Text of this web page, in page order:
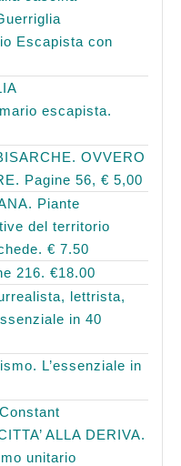
Escapista con
escapista.
OVVERO
Pagine 56, € 5,00
Piante
del territorio
€ 7.50
216. €18.00
lettrista,
in 40
L’essenziale in
ALLA DERIVA.
unitario